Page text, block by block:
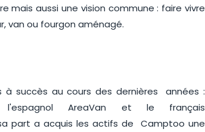
aussi une vision commune : faire vivre
van ou fourgon aménagé.
à succès au cours des dernières années :
l'espagnol AreaVan et le français
part a acquis les actifs de Camptoo une